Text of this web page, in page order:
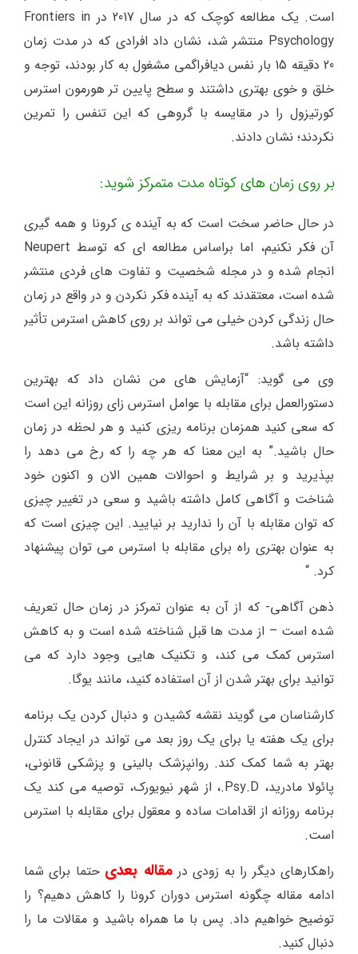
است. یک مطالعه کوچک که در سال 2017 در Frontiers in
Psychology منتشر شد، نشان داد افرادی که در مدت زمان
20 دقیقه 15 بار نفس دیافراگمی مشغول به کار بودند، توجه و
خلق و خوی بهتری داشتند و سطح پایین تر هورمون استرس
کورتیزول را در مقایسه با گروهی که این تنفس را تمرین
نکردند؛ نشان دادند.
بر روی زمان های کوتاه مدت متمرکز شوید:
در حال حاضر سخت است که به آینده ی کرونا و همه گیری
آن فکر نکنیم، اما براساس مطالعه ای که توسط Neupert
انجام شده و در مجله شخصیت و تفاوت های فردی منتشر
شده است، معتقدند که به آینده فکر نکردن و در واقع در زمان
حال زندگی کردن خیلی می تواند بر روی کاهش استرس تأثیر
داشته باشد.
وی می گوید: “آزمایش های من نشان داد كه بهترین
دستورالعمل برای مقابله با عوامل استرس زای روزانه این است
كه سعی كنید همزمان برنامه ریزی كنید و هر لحظه در زمان
حال باشید.” به این معنا که هر چه را که رخ می دهد را
بپذیرید و بر شرایط و احوالات همین الان و اکنون خود
شناخت و آگاهی کامل داشته باشید و سعی در تغییر چیزی
که توان مقابله با آن را ندارید بر نیایید. این چیزی است که
به عنوان بهتری راه برای مقابله با استرس می توان پیشنهاد
کرد. “
ذهن آگاهی- که از آن به عنوان تمرکز در زمان حال تعریف
شده است – از مدت ها قبل شناخته شده است و به کاهش
استرس کمک می کند، و تکنیک هایی وجود دارد که می
توانید برای بهتر شدن از آن استفاده کنید، مانند یوگا.
کارشناسان می گویند نقشه کشیدن و دنبال کردن یک برنامه
برای یک هفته یا برای یک روز بعد می تواند در ایجاد کنترل
بهتر به شما کمک کند. روانپزشک بالینی و پزشکی قانونی،
پائولا مادرید، Psy.D.، از شهر نیویورک، توصیه می کند یک
برنامه روزانه از اقدامات ساده و معقول برای مقابله با استرس
است.
راهکارهای دیگر را به زودی درمقاله بعدی حتما برای شما
ادامه مقاله چگونه استرس دوران کرونا را کاهش دهیم؟ را
توضیح خواهیم داد. پس با ما همراه باشید و مقالات ما را
دنبال کنید.